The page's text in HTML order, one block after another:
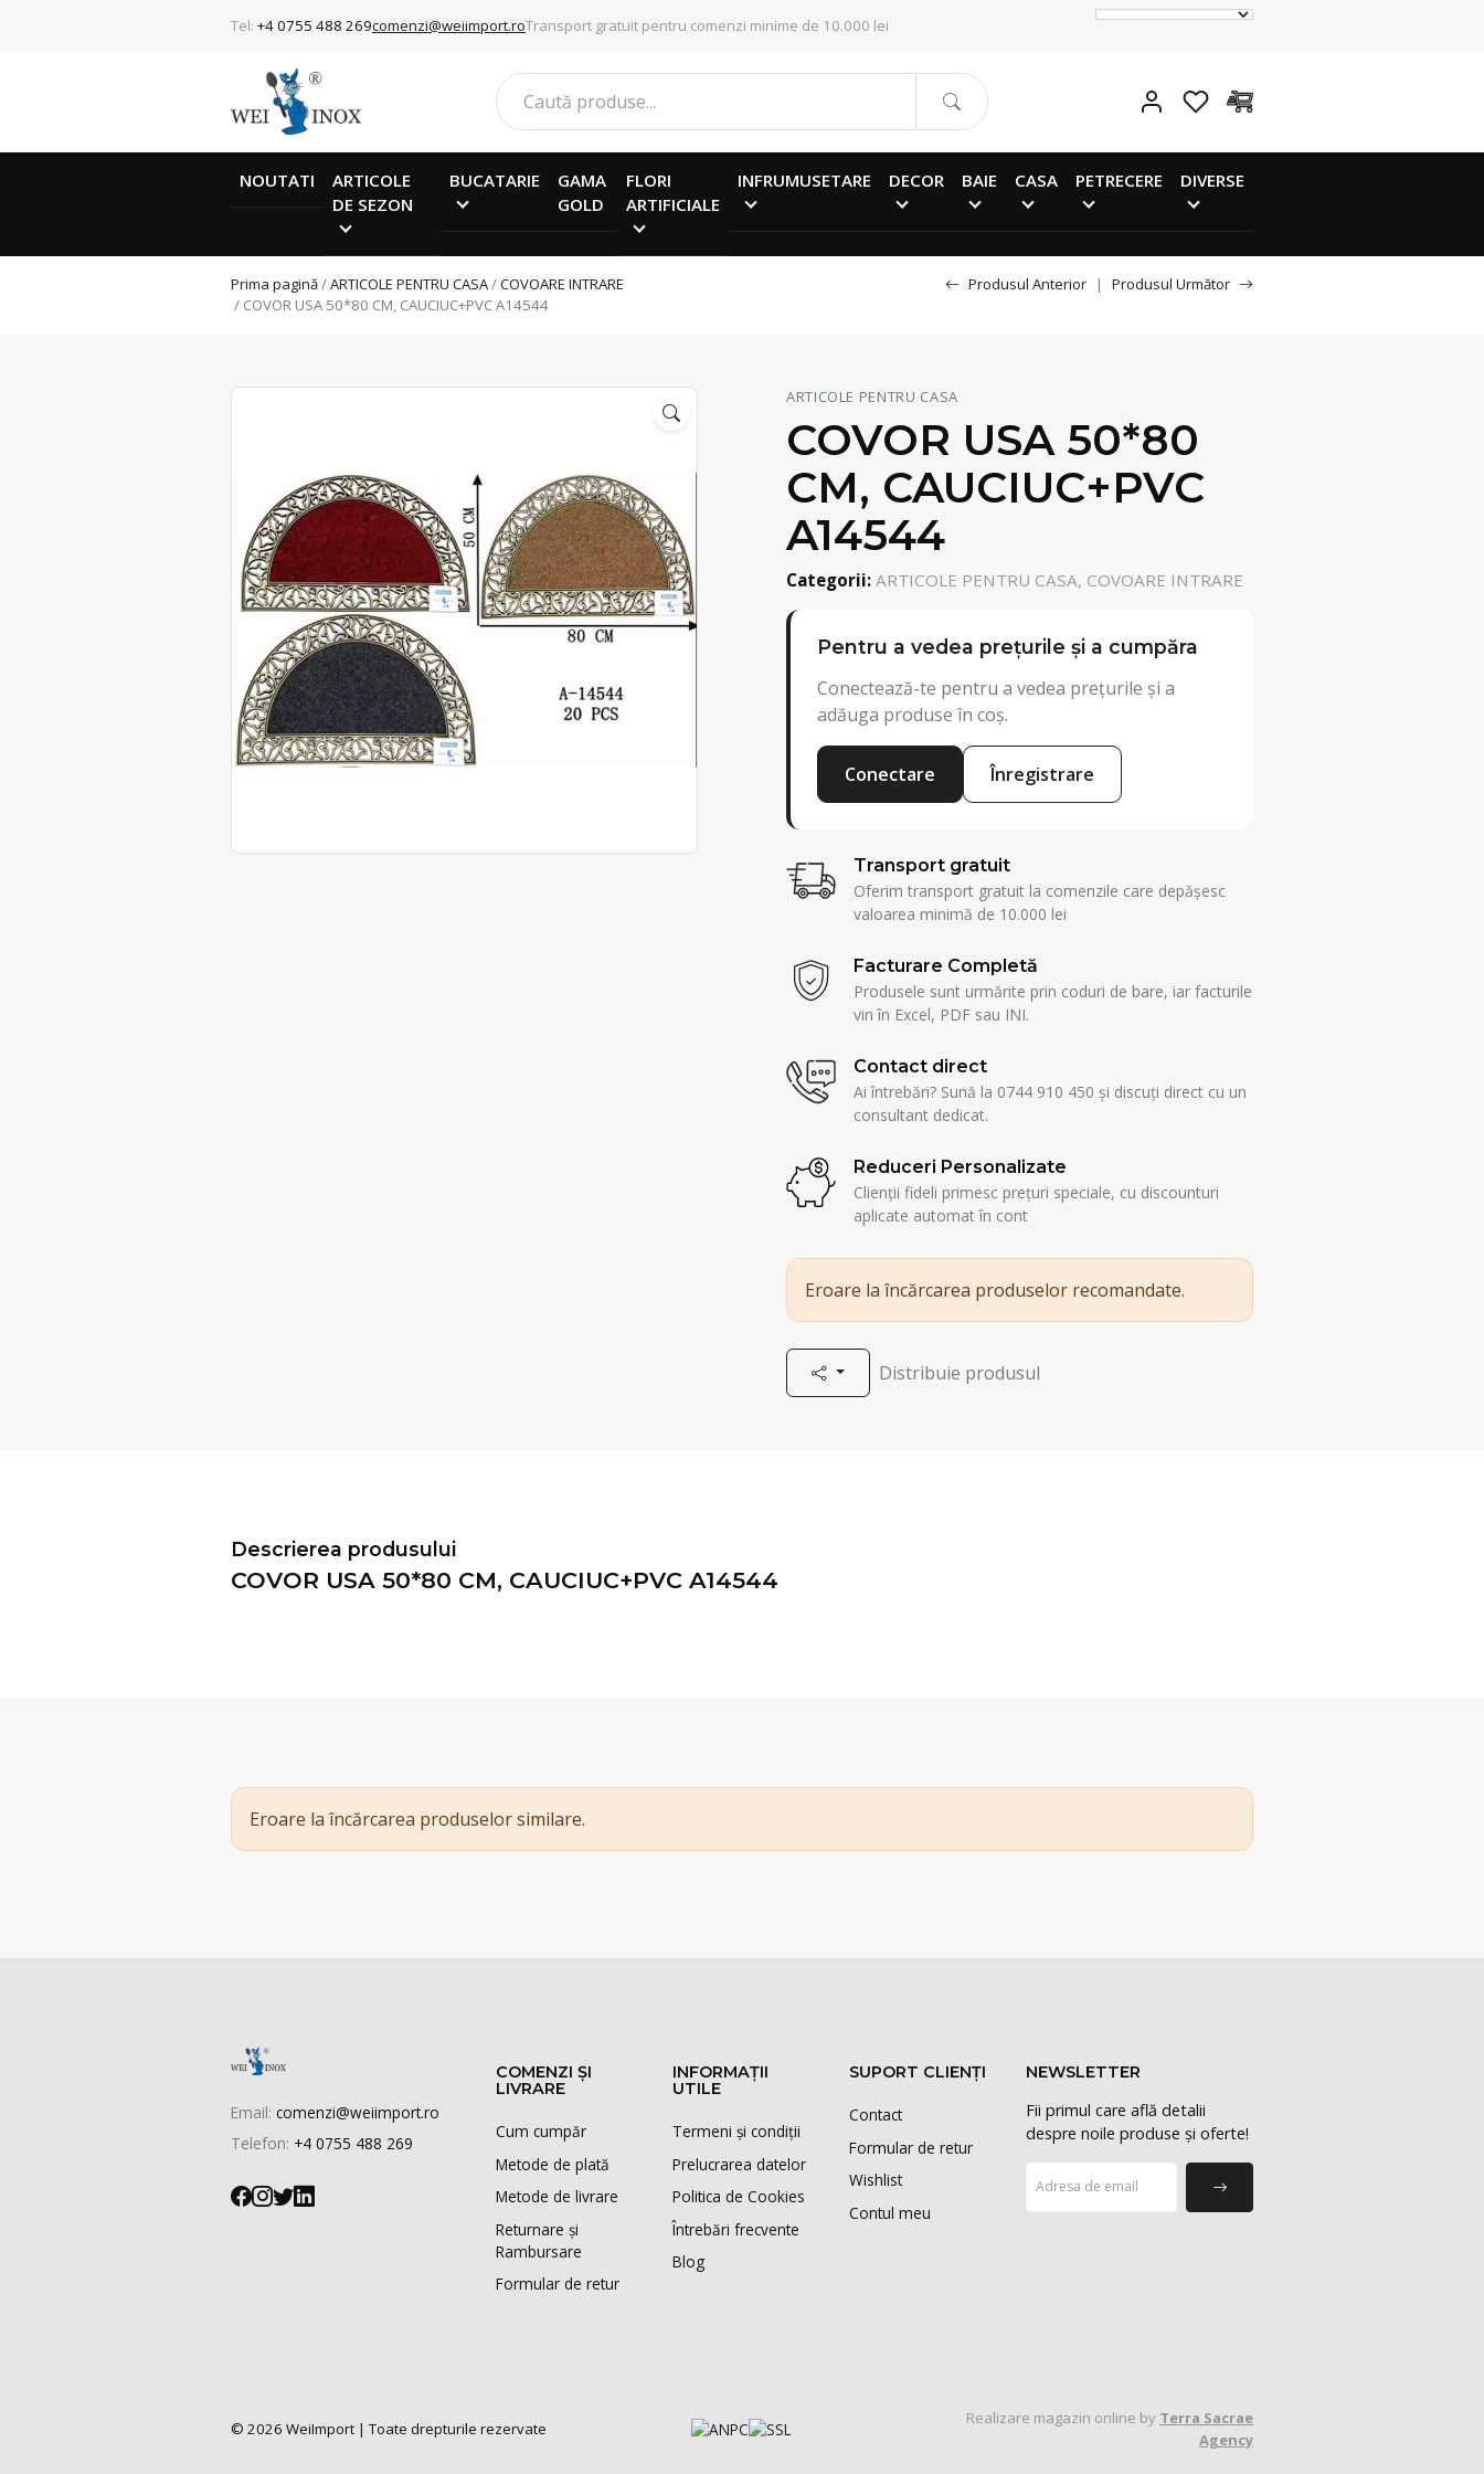
Tel: +4 0755 488 269comenzi@weiimport.roTransport gratuit pentru comenzi minime de 10.000 lei
NOUTATI
ARTICOLE
DE SEZON
BUCATARIE
GAMA
GOLD
FLORI
ARTIFICIALE
INFRUMUSETARE DECOR BAIE CASA PETRECERE DIVERSE
Prima pagină/ARTICOLE PENTRU CASA/COVOARE INTRARE
/ COVOR USA 50*80 CM, CAUCIUC+PVC A14544
Produsul Anterior | Produsul Următor
ARTICOLE PENTRU CASA
COVOR USA 50*80
CM, CAUCIUC+PVC
A14544
Categorii: ARTICOLE PENTRU CASA, COVOARE INTRARE
Pentru a vedea prețurile și a cumpăra
Conectează-te pentru a vedea prețurile și a
adăuga produse în coș.
Conectare Înregistrare
Transport gratuit
Oferim transport gratuit la comenzile care depășesc
valoarea minimă de 10.000 lei
Facturare Completă
Produsele sunt urmărite prin coduri de bare, iar facturile
vin în Excel, PDF sau INI.
Contact direct
Ai întrebări? Sună la 0744 910 450 și discuți direct cu un
consultant dedicat.
Reduceri Personalizate
Clienții fideli primesc prețuri speciale, cu discounturi
aplicate automat în cont
Eroare la încărcarea produselor recomandate.
Distribuie produsul
Descrierea produsului
COVOR USA 50*80 CM, CAUCIUC+PVC A14544
Eroare la încărcarea produselor similare.
Email: comenzi@weiimport.ro
Telefon: +4 0755 488 269
COMENZI ȘI
LIVRARE
Cum cumpăr
Metode de plată
Metode de livrare
Returnare și
Rambursare
Formular de retur
INFORMAȚII
UTILE
Termeni și condiții
Prelucrarea datelor
Politica de Cookies
Întrebări frecvente
Blog
SUPORT CLIENȚI
Contact
Formular de retur
Wishlist
Contul meu
NEWSLETTER
Fii primul care află detalii
despre noile produse și oferte!
© 2026 WeiImport | Toate drepturile rezervate
Realizare magazin online by Terra Sacrae
Agency